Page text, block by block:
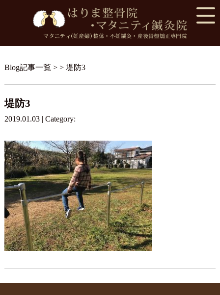
Blog記事一覧 > > 堤防3
堤防3
2019.01.03 | Category: